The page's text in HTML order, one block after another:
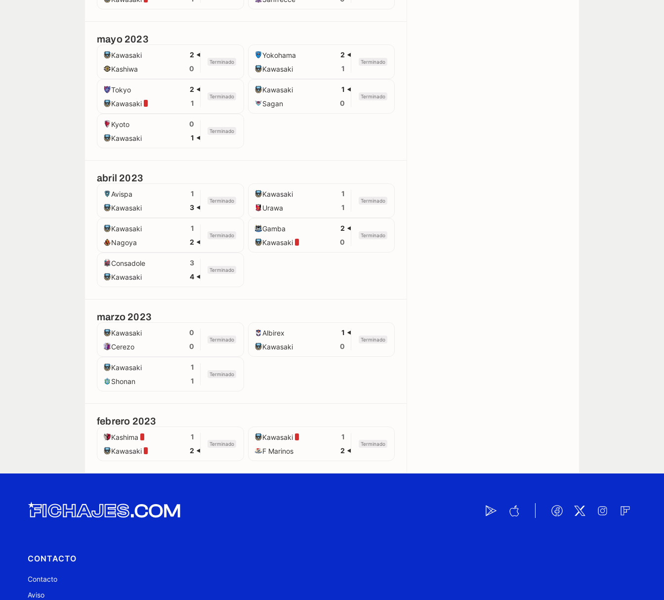
mayo 2023
Kawasaki
2
Kashiwa
0
Terminado
Yokohama
2
Kawasaki
1
Terminado
Tokyo
2
Kawasaki
1
Terminado
Kawasaki
1
Sagan
0
Terminado
Kyoto
0
Kawasaki
1
Terminado
abril 2023
Avispa
1
Kawasaki
3
Terminado
Kawasaki
1
Urawa
1
Terminado
Kawasaki
1
Nagoya
2
Terminado
Gamba
2
Kawasaki
0
Terminado
Consadole
3
Kawasaki
4
Terminado
marzo 2023
Kawasaki
0
Cerezo
0
Terminado
Albirex
1
Kawasaki
0
Terminado
Kawasaki
1
Shonan
1
Terminado
febrero 2023
Kashima
1
Kawasaki
2
Terminado
Kawasaki
1
F Marinos
2
Terminado
CONTACTO
Contacto
Aviso